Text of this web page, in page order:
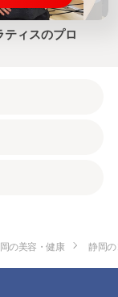
ィスのプロ
の美容・健康 静岡